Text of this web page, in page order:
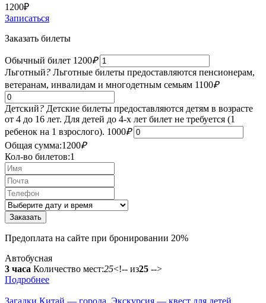
1200₽
Записаться
Заказать билеты
Обычный билет 1200₽
Льготный? Льготные билеты предоставляются пенсионерам,
ветеранам, инвалидам и многодетным семьям 1100₽
Детский? Детские билеты предоставляются детям в возрасте
от 4 до 16 лет. Для детей до 4-х лет билет не требуется (1
ребенок на 1 взрослого). 1000₽
Общая сумма:1200₽
Кол-во билетов:1
Предоплата на сайте при бронировании 20%
Автобусная
3 часа Количество мест:25<!-- из25 -->
Подробнее